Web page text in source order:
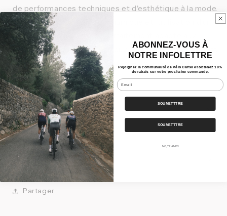
de performances techniques et d'esthétique à la mode.
Défini par sa coupe aérodynamique et l'utilisation d'un
tissu léger, le maillot est parfaitement adapté aux
courses de compétition ou aux entraînements intensifs
tout en restant un incontournable pour vos sorties
estivales quotidiennes.
Caractéristiques
Nos Bundles
Expédition
Partager
ABONNEZ-VOUS À
NOTRE INFOLETTRE
Rejoignez la communauté de Vélo Cartel et obtenez 10%
de rabais sur votre prochaine commande.
Email
SOUMETTTRE
SOUMETTTRE
NO, THANKS